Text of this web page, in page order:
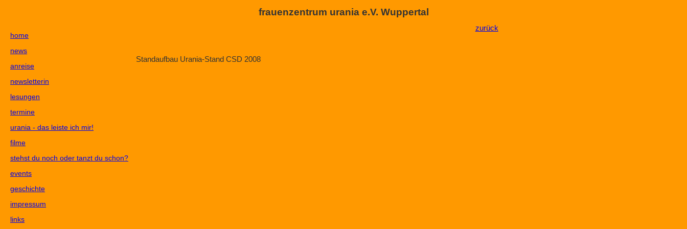
frauenzentrum urania e.V. Wuppertal
home
news
anreise
newsletterin
lesungen
termine
urania - das leiste ich mir!
filme
stehst du noch oder tanzt du schon?
events
geschichte
impressum
links
zurück
Standaufbau Urania-Stand CSD 2008